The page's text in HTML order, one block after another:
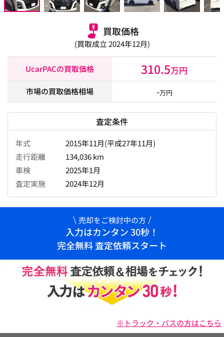
買取価格
(買取成立 2024年12月)
UcarPACの買取価格 310.5万円
市場の買取価格相場 -万円
査定条件
年式
2015年11月(平成27年11月)
走行距離
134,036 km
車検
2025年1月
査定実施
2024年12月
売却をご検討中の方
入力はカンタン 30秒！
完全無料 査定依頼スタート
※トラック・バスの方はこちら